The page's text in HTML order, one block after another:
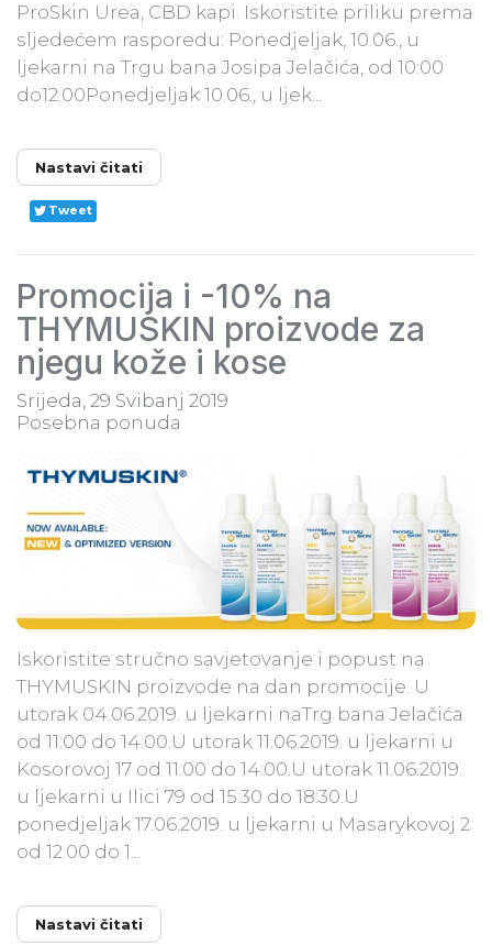
ProSkin Urea, CBD kapi. Iskoristite priliku prema
sljedećem rasporedu: Ponedjeljak, 10.06., u
ljekarni na Trgu bana Josipa Jelačića, od 10:00
do12:00Ponedjeljak 10.06., u ljek...
Nastavi čitati
Tweet
Promocija i -10% na
THYMUSKIN proizvode za
njegu kože i kose
Srijeda, 29 Svibanj 2019
Posebna ponuda
Iskoristite stručno savjetovanje i popust na
THYMUSKIN proizvode na dan promocije. U
utorak 04.06.2019. u ljekarni naTrg bana Jelačića
od 11:00 do 14:00.U utorak 11.06.2019. u ljekarni u
Kosorovoj 17 od 11:00 do 14:00.U utorak 11.06.2019.
u ljekarni u Ilici 79 od 15:30 do 18:30.U
ponedjeljak 17.06.2019. u ljekarni u Masarykovoj 2
od 12:00 do 1...
Nastavi čitati